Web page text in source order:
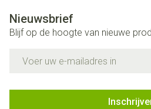
Nieuwsbrief
Blijf op de hoogte van nieuwe